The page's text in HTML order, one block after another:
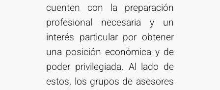
cuenten con la preparación
profesional necesaria y un
interés particular por obtener
una posición económica y de
poder privilegiada. Al lado de
estos, los grupos de asesores